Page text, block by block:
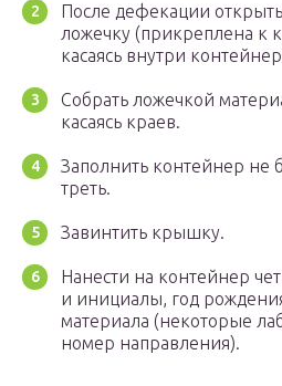
После дефекации
ложечку (прикреплена к
касаясь внутри
Собрать ложечкой
касаясь краев.
Заполнить контейнер не
треть.
Завинтить крышку.
Нанести на контейнер
и инициалы, год
материала (некоторые
номер направления).